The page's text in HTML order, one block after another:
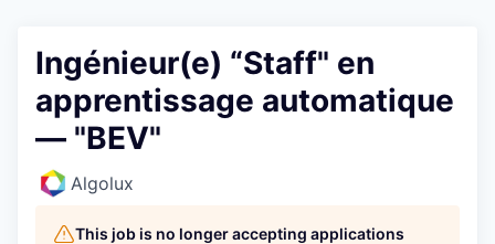
Ingénieur(e) “Staff" en
apprentissage automatique
— "BEV"
Algolux
This job is no longer accepting applications